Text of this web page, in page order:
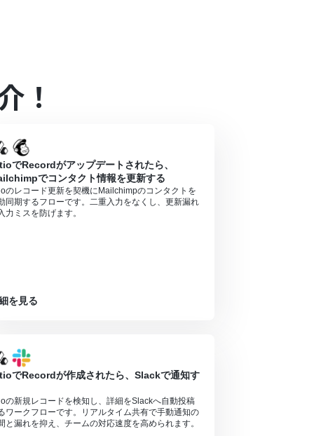
！
でRecordがアップデートされたら、
でコンタクト情報を更新する
のレコード更新を契機にMailchimpのコンタクトを
同期するフローです。二重入力をなくし、更新漏れ
力ミスを防げます。
を見る
でRecordが作成されたら、Slackで通知す
の新規レコードを検知し、詳細をSlackへ自動投稿
ワークフローです。リアルタイム共有で手動通知の
と漏れを抑え、チームの対応速度を高められます。